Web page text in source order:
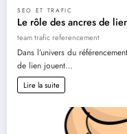
SEO ET TRAFIC
Le rôle des ancres de
team trafic referencement
Dans l’univers du
de lien jouent…
Lire la suite